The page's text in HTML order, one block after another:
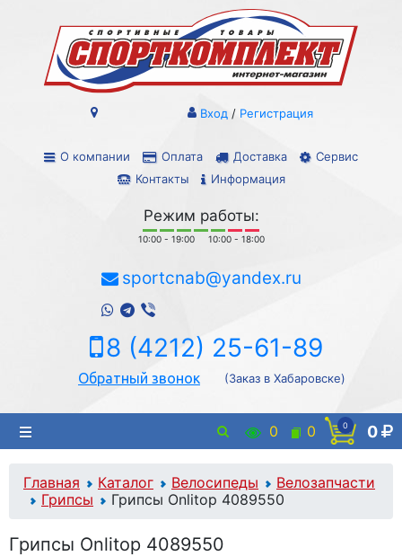
О компании Оплата Доставка
Сервис
Контакты
Информация
Вход / Регистрация
Режим работы:
10:00 - 19:00 10:00 - 18:00
sportcnab@yandex.ru
8 (4212) 25-61-89
Обратный звонок (Заказ в Хабаровске)
0 0 0 0
Главная Каталог Велосипеды
Велозапчасти
Грипсы
Грипсы Onlitop 4089550
Грипсы Onlitop 4089550